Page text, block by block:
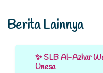
Berita Lainnya
✨ SLB Al-Azhar
Unesa